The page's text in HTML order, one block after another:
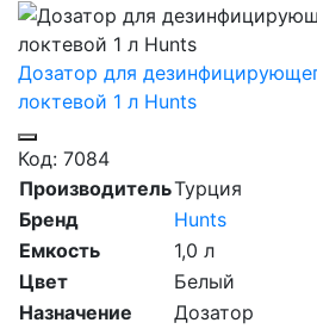
Дозатор для
локтевой 1 л Hunts
Код: 7084
ПроизводительТурция
Бренд
Hunts
Емкость
1,0 л
Цвет
Белый
Назначение
Дозатор